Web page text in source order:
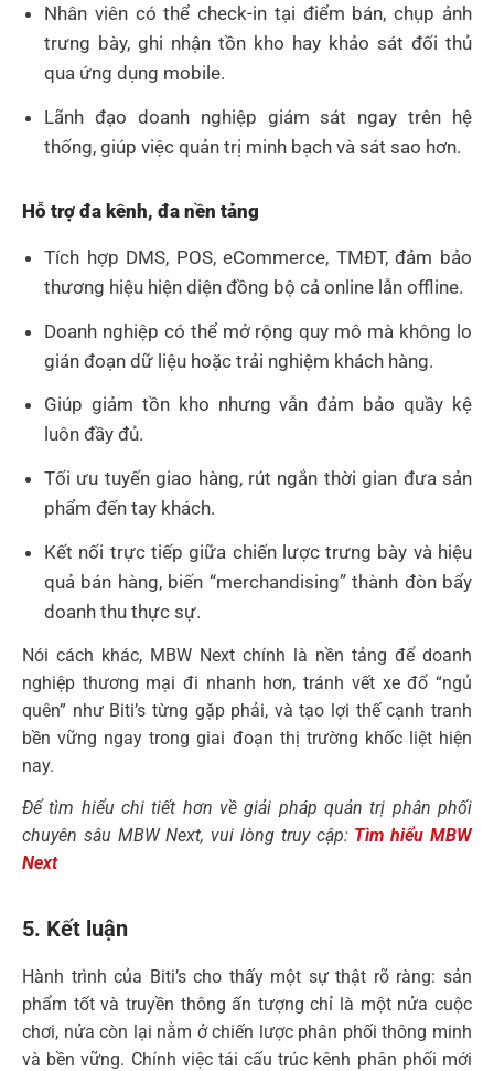
Nhân viên có thể check-in tại điểm bán, chụp ảnh
trưng bày, ghi nhận tồn kho hay khảo sát đối thủ
qua ứng dụng mobile.
Lãnh đạo doanh nghiệp giám sát ngay trên hệ
thống, giúp việc quản trị minh bạch và sát sao hơn.
Hỗ trợ đa kênh, đa nền tảng
Tích hợp DMS, POS, eCommerce, TMĐT, đảm bảo
thương hiệu hiện diện đồng bộ cả online lẫn offline.
Doanh nghiệp có thể mở rộng quy mô mà không lo
gián đoạn dữ liệu hoặc trải nghiệm khách hàng.
Giúp giảm tồn kho nhưng vẫn đảm bảo quầy kệ
luôn đầy đủ.
Tối ưu tuyến giao hàng, rút ngắn thời gian đưa sản
phẩm đến tay khách.
Kết nối trực tiếp giữa chiến lược trưng bày và hiệu
quả bán hàng, biến “merchandising” thành đòn bẩy
doanh thu thực sự.
Nói cách khác, MBW Next chính là nền tảng để doanh
nghiệp thương mại đi nhanh hơn, tránh vết xe đổ “ngủ
quên” như Biti’s từng gặp phải, và tạo lợi thế cạnh tranh
bền vững ngay trong giai đoạn thị trường khốc liệt hiện
nay.
Để tìm hiểu chi tiết hơn về giải pháp quản trị phân phối
chuyên sâu MBW Next, vui lòng truy cập: Tìm hiểu MBW
Next
5. Kết luận
Hành trình của Biti’s cho thấy một sự thật rõ ràng: sản
phẩm tốt và truyền thông ấn tượng chỉ là một nửa cuộc
chơi, nửa còn lại nằm ở chiến lược phân phối thông minh
và bền vững. Chính việc tái cấu trúc kênh phân phối mới